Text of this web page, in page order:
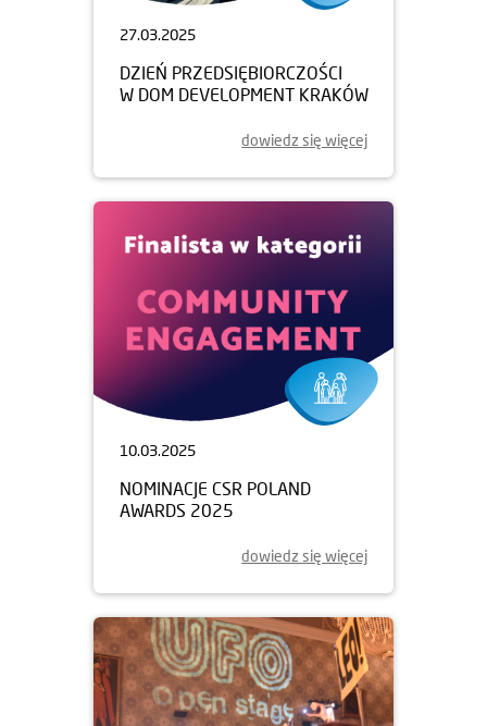
27.03.2025
DZIEŃ PRZEDSIĘBIORCZOŚCI
W DOM DEVELOPMENT KRAKÓW
dowiedz się więcej
10.03.2025
NOMINACJE CSR POLAND
AWARDS 2025
dowiedz się więcej